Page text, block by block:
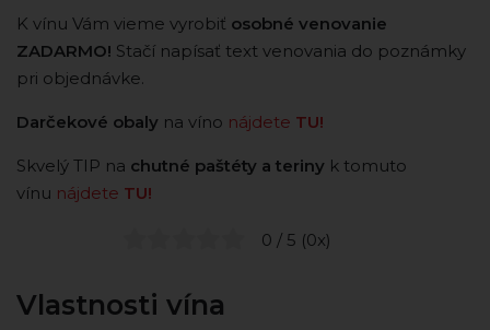
K vínu Vám vieme vyrobiť osobné venovanie
ZADARMO! Stačí napísať text venovania do poznámky
pri objednávke.
Darčekové obaly na víno nájdete TU!
Skvelý TIP na chutné paštéty a teriny k tomuto
vínu nájdete TU!
0 / 5 (0x)
Vlastnosti vína